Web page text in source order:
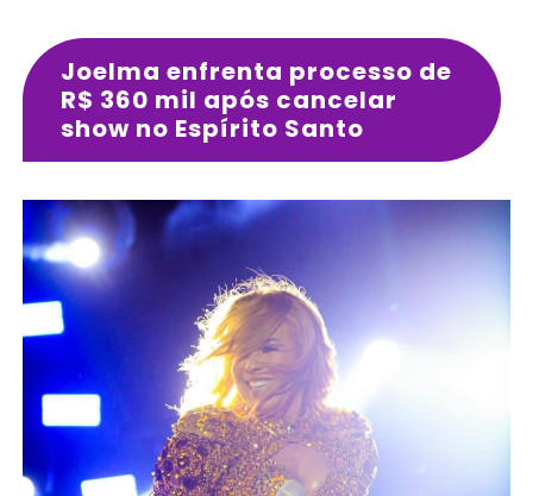
Joelma enfrenta processo de
R$ 360 mil após cancelar
show no Espírito Santo